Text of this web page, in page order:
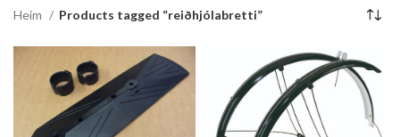
Heim Products tagged “reiðhjólabretti”